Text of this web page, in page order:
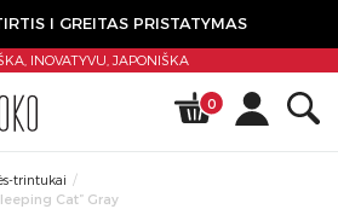
I GREITAS PRISTATYMAS
INOVATYVU,JAPONIŠKA
0
trintukai
Cat” Gray